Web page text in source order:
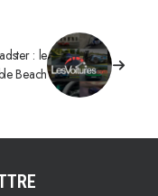
: le
Beach